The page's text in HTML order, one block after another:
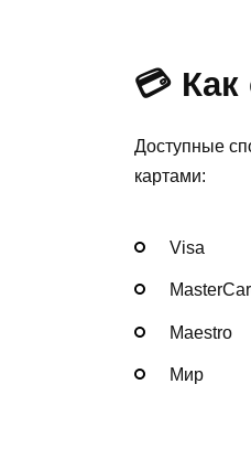
💳 Как
Доступные
картами:
Visa
Maestro
Мир